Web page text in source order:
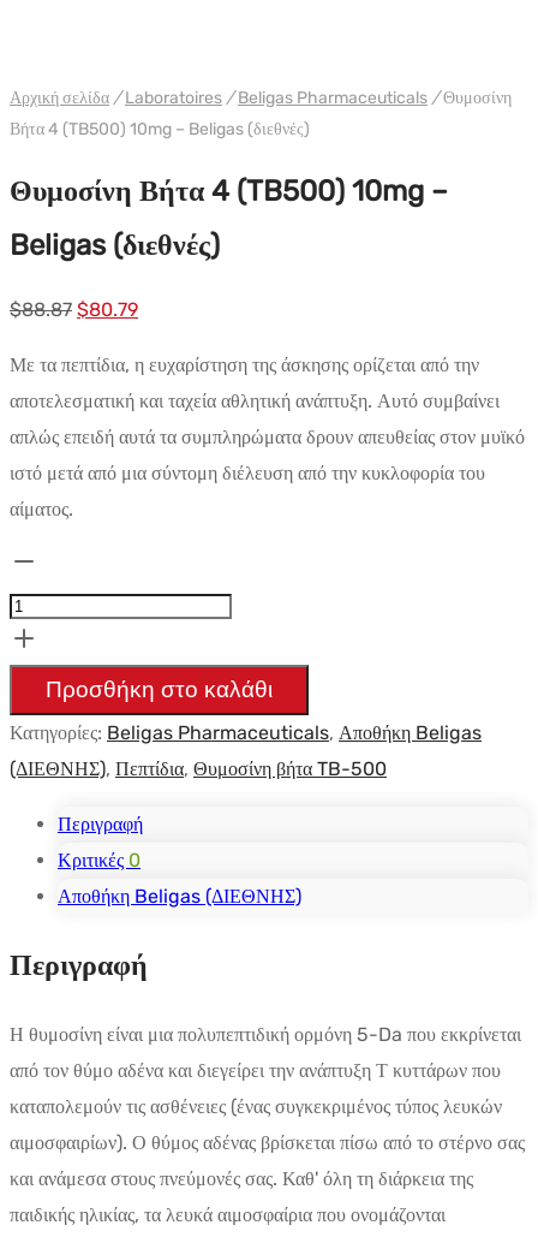
Αρχική σελίδα / Laboratoires / Beligas Pharmaceuticals /Θυμοσίνη
Βήτα 4 (TB500) 10mg – Beligas (διεθνές)
Θυμοσίνη Βήτα 4 (TB500) 10mg –
Beligas (διεθνές)
$88.87 Αρχική
$88.87.
$80.79Η
τιμή
Με τα πεπτίδια, η ευχαρίστηση της άσκησης ορίζεται από την
αποτελεσματική και ταχεία αθλητική ανάπτυξη. Αυτό συμβαίνει
απλώς επειδή αυτά τα συμπληρώματα δρουν απευθείας στον μυϊκό
ιστό μετά από μια σύντομη διέλευση από την κυκλοφορία του
αίματος.
Beta
(TB500)
10mg
-
Beligas(international)
ποσότητα
Προσθήκη στο καλάθι
Κατηγορίες: Beligas Pharmaceuticals, Αποθήκη Beligas
(ΔΙΕΘΝΗΣ), Πεπτίδια, Θυμοσίνη βήτα TB-500
Περιγραφή
Κριτικές 0
Αποθήκη Beligas (ΔΙΕΘΝΗΣ)
Περιγραφή
Η θυμοσίνη είναι μια πολυπεπτιδική ορμόνη 5-Da που εκκρίνεται
από τον θύμο αδένα και διεγείρει την ανάπτυξη Τ κυττάρων που
καταπολεμούν τις ασθένειες (ένας συγκεκριμένος τύπος λευκών
αιμοσφαιρίων). Ο θύμος αδένας βρίσκεται πίσω από το στέρνο σας
και ανάμεσα στους πνεύμονές σας. Καθ' όλη τη διάρκεια της
παιδικής ηλικίας, τα λευκά αιμοσφαίρια που ονομάζονται